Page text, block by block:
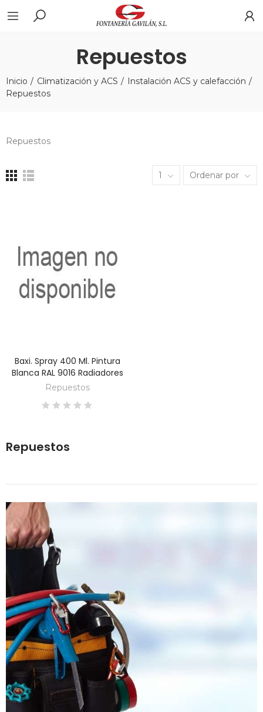
Repuestos
Inicio Climatización y ACS
Instalación ACS y calefacción
Repuestos
Repuestos
1 Ordenar por
DESCUBRE
Baxi. Spray 400 Ml. Pintura
Blanca RAL 9016 Radiadores
Repuestos
Repuestos